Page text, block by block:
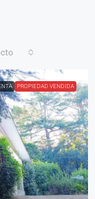
PROPIEDAD VENDIDA